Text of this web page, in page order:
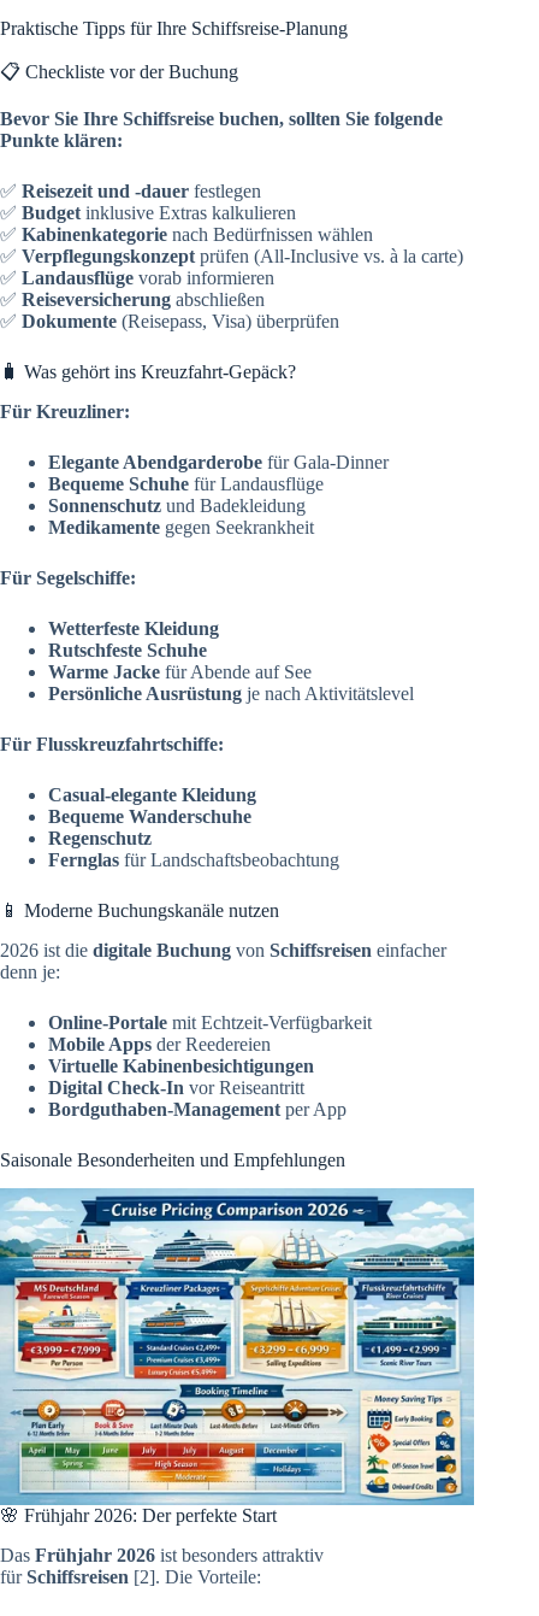
Praktische Tipps für Ihre Schiffsreise-Planung
📋 Checkliste vor der Buchung
Bevor Sie Ihre Schiffsreise buchen, sollten Sie folgende
Punkte klären:
✅ Reisezeit und -dauer festlegen
✅ Budget inklusive Extras kalkulieren
✅ Kabinenkategorie nach Bedürfnissen wählen
✅ Verpflegungskonzept prüfen (All-Inclusive vs. à la carte)
✅ Landausflüge vorab informieren
✅ Reiseversicherung abschließen
✅ Dokumente (Reisepass, Visa) überprüfen
🧳 Was gehört ins Kreuzfahrt-Gepäck?
Für Kreuzliner:
Elegante Abendgarderobe für Gala-Dinner
Bequeme Schuhe für Landausflüge
Sonnenschutz und Badekleidung
Medikamente gegen Seekrankheit
Für Segelschiffe:
Wetterfeste Kleidung
Rutschfeste Schuhe
Warme Jacke für Abende auf See
Persönliche Ausrüstung je nach Aktivitätslevel
Für Flusskreuzfahrtschiffe:
Casual-elegante Kleidung
Bequeme Wanderschuhe
Regenschutz
Fernglas für Landschaftsbeobachtung
📱 Moderne Buchungskanäle nutzen
2026 ist die digitale Buchung von Schiffsreisen einfacher
denn je:
Online-Portale mit Echtzeit-Verfügbarkeit
Mobile Apps der Reedereien
Virtuelle Kabinenbesichtigungen
Digital Check-In vor Reiseantritt
Bordguthaben-Management per App
Saisonale Besonderheiten und Empfehlungen
🌸 Frühjahr 2026: Der perfekte Start
Das Frühjahr 2026 ist besonders attraktiv
fürSchiffsreisen [2]. Die Vorteile: